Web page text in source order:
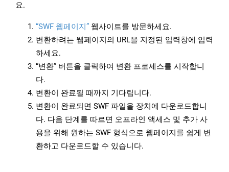
요.
“SWF 웹페이지” 웹사이트를 방문하세요.
변환하려는 웹페이지의 URL을 지정된 입력창에 입력
하세요.
“변환” 버튼을 클릭하여 변환 프로세스를 시작합니
다.
변환이 완료될 때까지 기다립니다.
변환이 완료되면 SWF 파일을 장치에 다운로드합니
다. 다음 단계를 따르면 오프라인 액세스 및 추가 사
용을 위해 원하는 SWF 형식으로 웹페이지를 쉽게 변
환하고 다운로드할 수 있습니다.